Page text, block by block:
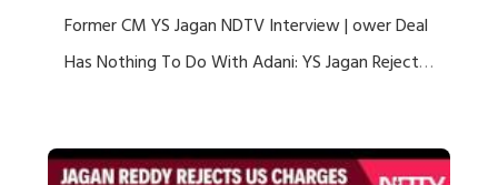
Former CM YS Jagan NDTV Interview | ower Deal
Has Nothing To Do With Adani: YS Jagan Rejects